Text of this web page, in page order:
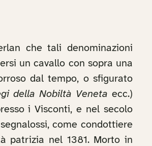
che tali denominazioni
un cavallo con sopra una
dal tempo, o sfigurato
della Nobiltà Veneta ecc.)
i Visconti, e nel secolo
come condottiere
patrizia nel 1381. Morto in